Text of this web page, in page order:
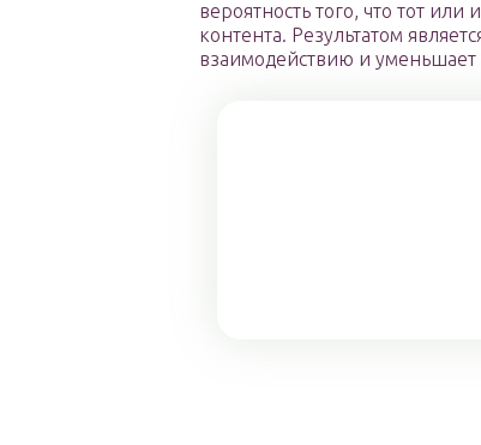
вероятность того, что тот
контента. Результатом
взаимодействию и уменьшает